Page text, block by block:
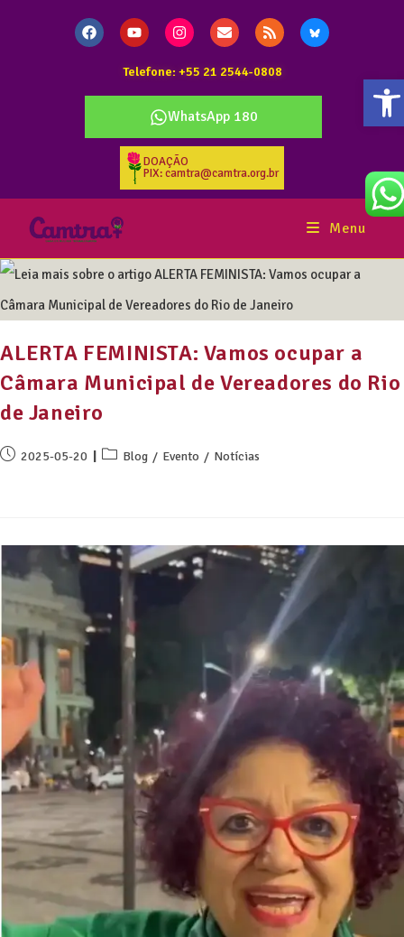
Telefone: +55 21 2544-0808
WhatsApp 180
DOAÇÃO
PIX: camtra@camtra.org.br
Menu
ALERTA FEMINISTA: Vamos ocupar a
Câmara Municipal de Vereadores do Rio
de Janeiro
2025-05-20 Blog / Evento / Notícias